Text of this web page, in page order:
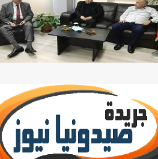
أخبار لبنان إنفجار مرفأ أم إنفجار دولة؟...
أخبار لبنان راتب النائب من 3 آلاف إلى 5 آلاف دولار شهرياً... فكيف أقرّت الزيادة؟
أخبار لبنان مواجهة مؤجّلة لنزاع طويل
العالم العربي
تستمر هذه المعاناة التي تمزق القلوب